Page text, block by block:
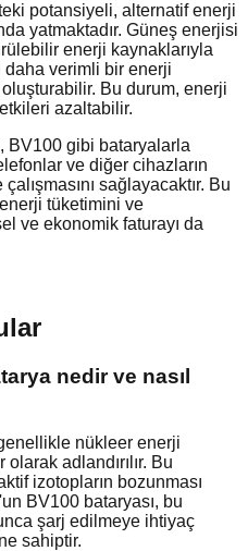
potansiyeli, alternatif enerji
yatmaktadır. Güneş enerjisi
enerji kaynaklarıyla
daha verimli bir enerji
Bu durum, enerji
azaltabilir.
BV100 gibi bataryalarla
ve diğer cihazların
sağlayacaktır. Bu
tüketimini ve
ve ekonomik faturayı da
nedir ve nasıl
nükleer enerji
adlandırılır. Bu
izotopların bozunması
BV100 bataryası, bu
şarj edilmeye ihtiyaç
sahiptir.